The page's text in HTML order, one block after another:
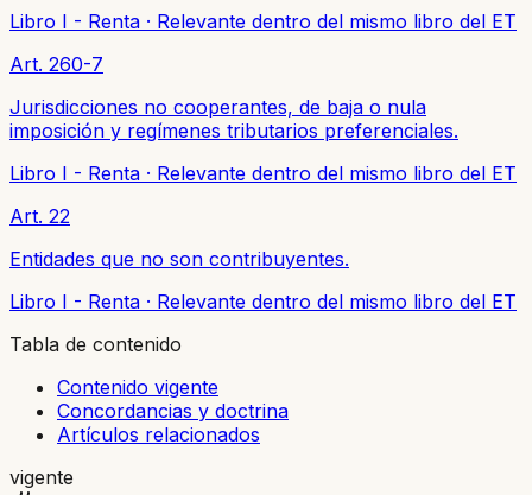
Libro I - Renta · Relevante dentro del mismo libro del ET
Art. 260-7
Jurisdicciones no cooperantes, de baja o nula
imposición y regímenes tributarios preferenciales.
Libro I - Renta · Relevante dentro del mismo libro del ET
Art. 22
Entidades que no son contribuyentes.
Libro I - Renta · Relevante dentro del mismo libro del ET
Tabla de contenido
Contenido vigente
Concordancias y doctrina
Artículos relacionados
vigente